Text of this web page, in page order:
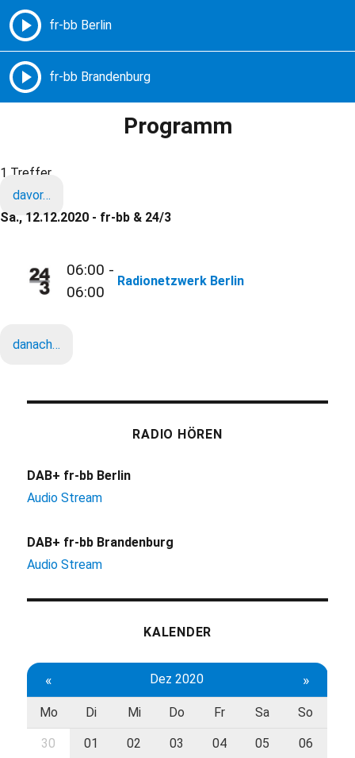
Freie Radios – Berlin Brandenburg
Programm
1 Treffer
davor…
Sa., 12.12.2020 - fr-bb & 24/3
06:00 -
06:00
Radionetzwerk Berlin
danach…
RADIO HÖREN
DAB+ fr-bb Berlin
Audio Stream
DAB+ fr-bb Brandenburg
Audio Stream
KALENDER
« Dez 2020 »
Mo Di Mi Do Fr Sa So
30 01 02 03 04 05 06